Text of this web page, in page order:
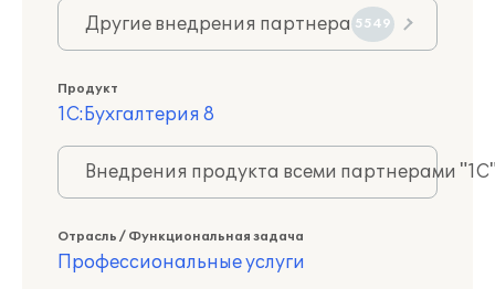
Другие внедрения партнера 5549
Продукт
1С:Бухгалтерия 8
Внедрения продукта всеми партнерами
Отрасль / Функциональная задача
Профессиональные услуги